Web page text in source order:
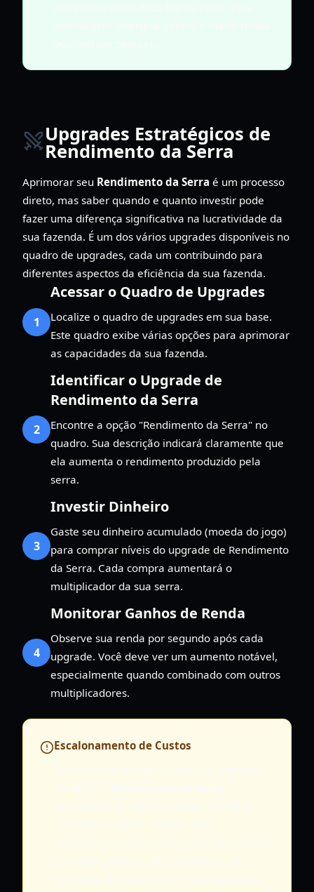
Upgrades Estratégicos de
Rendimento da Serra
Aprimorar seu Rendimento da Serra é um processo
direto, mas saber quando e quanto investir pode
fazer uma diferença significativa na lucratividade da
sua fazenda. É um dos vários upgrades disponíveis no
quadro de upgrades, cada um contribuindo para
diferentes aspectos da eficiência da sua fazenda.
1
Acessar o Quadro de Upgrades
Localize o quadro de upgrades em sua base.
Este quadro exibe várias opções para aprimorar
as capacidades da sua fazenda.
2
Identificar o Upgrade de
Rendimento da Serra
Encontre a opção "Rendimento da Serra" no
quadro. Sua descrição indicará claramente que
ela aumenta o rendimento produzido pela
serra.
3
Investir Dinheiro
Gaste seu dinheiro acumulado (moeda do jogo)
para comprar níveis do upgrade de Rendimento
da Serra. Cada compra aumentará o
multiplicador da sua serra.
4
Monitorar Ganhos de Renda
Observe sua renda por segundo após cada
upgrade. Você deve ver um aumento notável,
especialmente quando combinado com outros
multiplicadores.
Escalonamento de Custos